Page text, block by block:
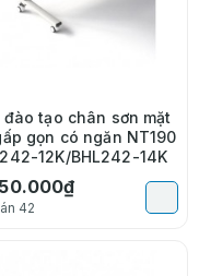
đào tạo chân sơn mặt
gọn có ngăn NT190
12K/BHL242-14K
42